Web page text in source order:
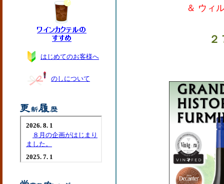
はじめてのお客様へ
のしについて
＆ ウィ